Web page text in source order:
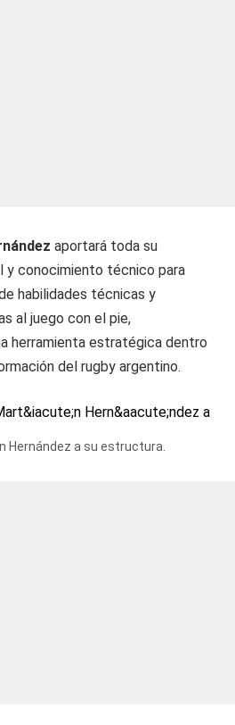
aportará toda su
y conocimiento técnico para
habilidades técnicas y
al juego con el pie,
herramienta estratégica dentro
del rugby argentino.
Hernández a su estructura.